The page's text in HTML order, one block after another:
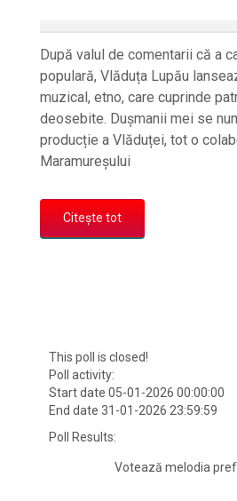
După valul de comentarii că a
populară, Vlăduța Lupău
muzical, etno, care cuprinde
deosebite. Dușmanii mei se
producție a Vlăduței, tot o
Maramureșului
Citește tot
This poll is closed!
Poll activity:
Start date 05-01-2026 00:00:00
End date 31-01-2026 23:59:59
Poll Results:
Votează melodia